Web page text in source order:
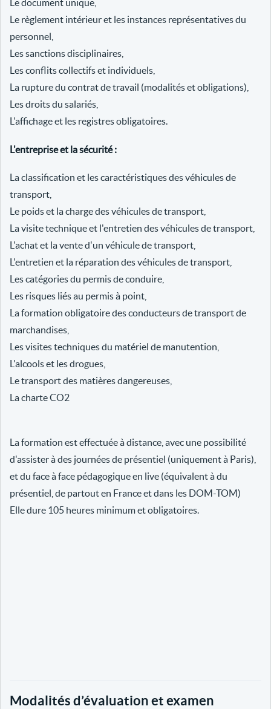
Le document unique,
Le règlement intérieur et les instances représentatives du
personnel,
Les sanctions disciplinaires,
Les conflits collectifs et individuels,
La rupture du contrat de travail (modalités et obligations),
Les droits du salariés,
L'affichage et les registres obligatoires.
L'entreprise et la sécurité :
La classification et les caractéristiques des véhicules de
transport,
Le poids et la charge des véhicules de transport,
La visite technique et l'entretien des véhicules de transport,
L'achat et la vente d'un véhicule de transport,
L'entretien et la réparation des véhicules de transport,
Les catégories du permis de conduire,
Les risques liés au permis à point,
La formation obligatoire des conducteurs de transport de
marchandises,
Les visites techniques du matériel de manutention,
L'alcools et les drogues,
Le transport des matières dangereuses,
La charte CO2
La formation est effectuée à distance, avec une possibilité
d'assister à des journées de présentiel (uniquement à Paris),
et du face à face pédagogique en live (équivalent à du
présentiel, de partout en France et dans les DOM-TOM)
Elle dure 105 heures minimum et obligatoires.
Modalités d’évaluation et examen